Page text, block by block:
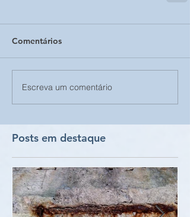
Comentários
Escreva um comentário
Posts em destaque